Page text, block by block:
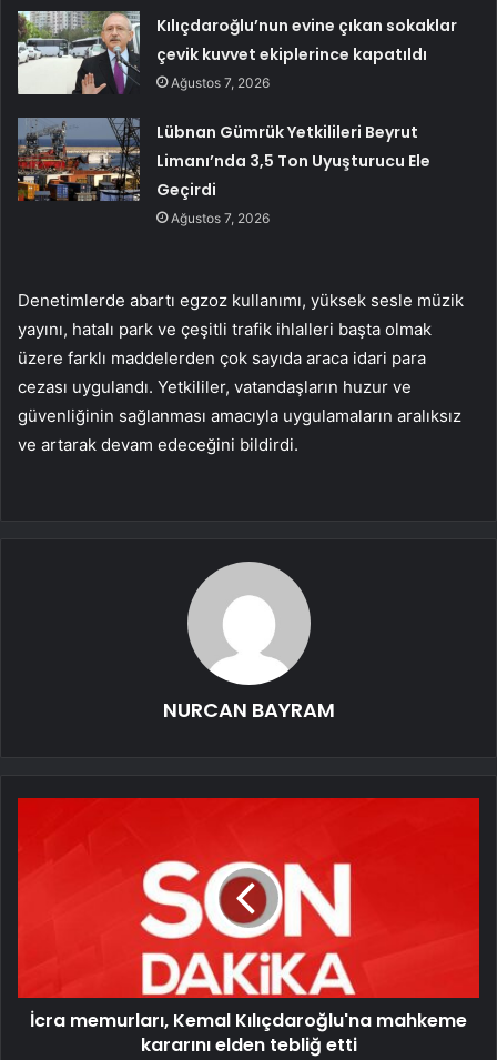
Kılıçdaroğlu’nun evine çıkan sokaklar
çevik kuvvet ekiplerince kapatıldı
Ağustos 7, 2026
Lübnan Gümrük Yetkilileri Beyrut
Limanı’nda 3,5 Ton Uyuşturucu Ele
Geçirdi
Ağustos 7, 2026
Denetimlerde abartı egzoz kullanımı, yüksek sesle müzik
yayını, hatalı park ve çeşitli trafik ihlalleri başta olmak
üzere farklı maddelerden çok sayıda araca idari para
cezası uygulandı. Yetkililer, vatandaşların huzur ve
güvenliğinin sağlanması amacıyla uygulamaların aralıksız
ve artarak devam edeceğini bildirdi.
NURCAN BAYRAM
İcra memurları, Kemal Kılıçdaroğlu'na mahkeme
kararını elden tebliğ etti